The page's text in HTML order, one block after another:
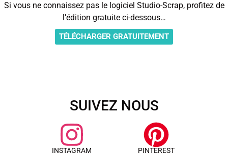
Si vous ne connaissez pas le logiciel Studio-Scrap, profitez de
l’édition gratuite ci-dessous…
TÉLÉCHARGER GRATUITEMENT
SUIVEZ NOUS
INSTAGRAM PINTEREST